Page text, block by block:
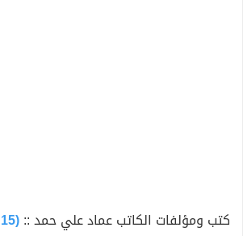
كتب ومؤلفات الكاتب عماد علي حمد ::(15 كتاب متاح للتحميل)